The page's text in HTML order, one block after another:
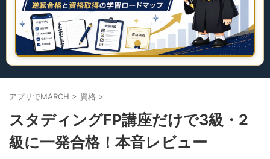
アプリでMARCH > 資格 >
スタディングFP講座だけで3級・2
級に一発合格！本音レビュー